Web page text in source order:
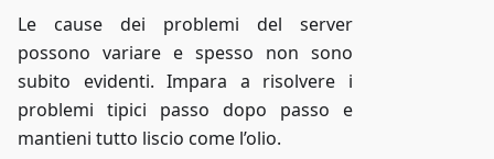
Le cause dei problemi del server
possono variare e spesso non sono
subito evidenti. Impara a risolvere i
problemi tipici passo dopo passo e
mantieni tutto liscio come l’olio.